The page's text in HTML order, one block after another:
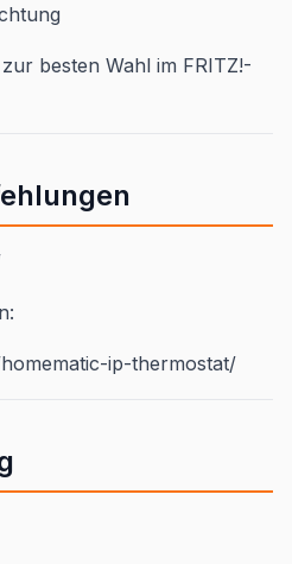
besten Wahl im FRITZ!-
ip-thermostat/